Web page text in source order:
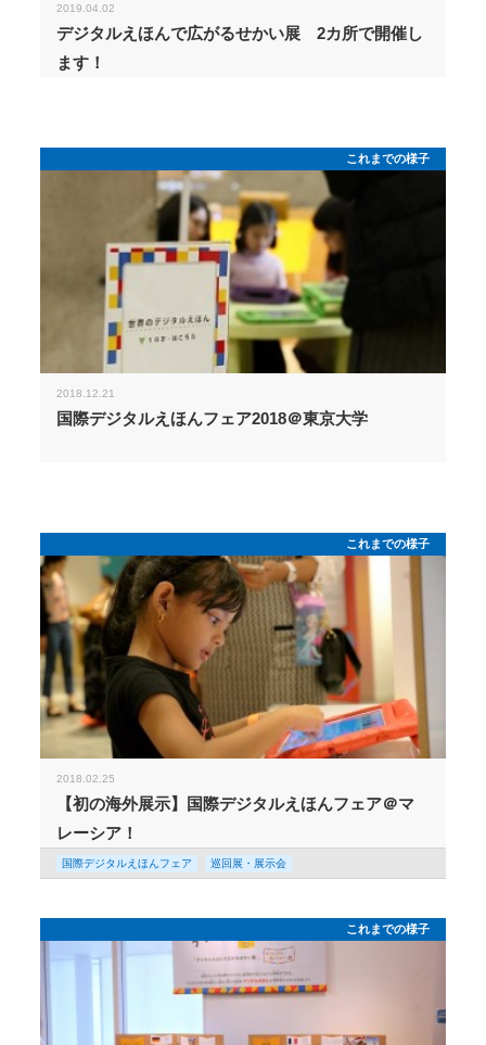
2019.04.02
デジタルえほんで広がるせかい展 2カ所で開催し
ます！
これまでの様子
2018.12.21
国際デジタルえほんフェア2018＠東京大学
これまでの様子
2018.02.25
【初の海外展示】国際デジタルえほんフェア＠マ
レーシア！
国際デジタルえほんフェア 巡回展・展示会
これまでの様子